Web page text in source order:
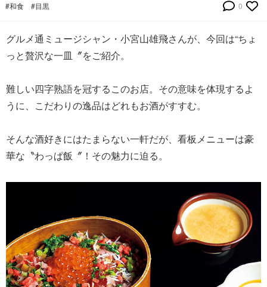
#和食 #目黒 0
グルメ通ミュージシャン・小宮山雄飛さんが、今回は“ちょ
っと贅沢な一皿〞をご紹介。
難しい四字熟語を冠するこのお店。その意味を体現するよ
うに、こだわりの逸品はどれもお酒がすすむ。
そんな酒好きにはたまらない一軒だが、看板メニューは豪
華な〝わっぱ飯〞！その魅力に迫る。